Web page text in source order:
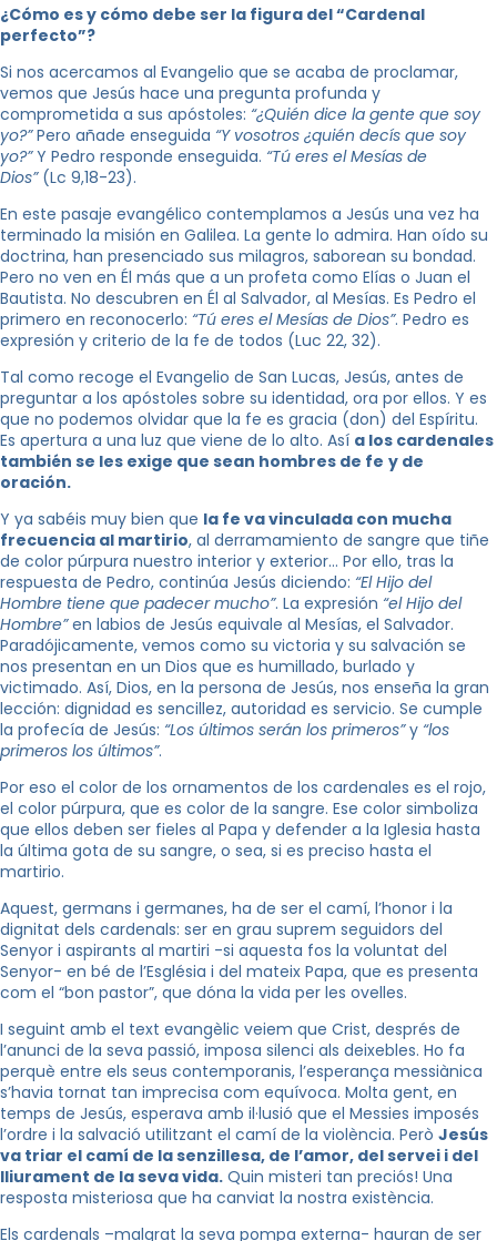
¿Cómo es y cómo debe ser la figura del “Cardenal
perfecto”?
Si nos acercamos al Evangelio que se acaba de proclamar,
vemos que Jesús hace una pregunta profunda y
comprometida a sus apóstoles: “¿Quién dice la gente que soy
yo?”Pero añade enseguida “Y vosotros ¿quién decís que soy
yo?”Y Pedro responde enseguida. “Tú eres el Mesías de
Dios” (Lc 9,18-23).
En este pasaje evangélico contemplamos a Jesús una vez ha
terminado la misión en Galilea. La gente lo admira. Han oído su
doctrina, han presenciado sus milagros, saborean su bondad.
Pero no ven en Él más que a un profeta como Elías o Juan el
Bautista. No descubren en Él al Salvador, al Mesías. Es Pedro el
primero en reconocerlo: “Tú eres el Mesías de Dios”. Pedro es
expresión y criterio de la fe de todos (Luc 22, 32).
Tal como recoge el Evangelio de San Lucas, Jesús, antes de
preguntar a los apóstoles sobre su identidad, ora por ellos. Y es
que no podemos olvidar que la fe es gracia (don) del Espíritu.
Es apertura a una luz que viene de lo alto. Así a los cardenales
también se les exige que sean hombres de fe y de
oración.
Y ya sabéis muy bien que la fe va vinculada con mucha
frecuencia al martirio, al derramamiento de sangre que tiñe
de color púrpura nuestro interior y exterior… Por ello, tras la
respuesta de Pedro, continúa Jesús diciendo: “El Hijo del
Hombre tiene que padecer mucho”. La expresión “el Hijo del
Hombre”en labios de Jesús equivale al Mesías, el Salvador.
Paradójicamente, vemos como su victoria y su salvación se
nos presentan en un Dios que es humillado, burlado y
victimado. Así, Dios, en la persona de Jesús, nos enseña la gran
lección: dignidad es sencillez, autoridad es servicio. Se cumple
la profecía de Jesús: “Los últimos serán los primeros”y “los
primeros los últimos”.
Por eso el color de los ornamentos de los cardenales es el rojo,
el color púrpura, que es color de la sangre. Ese color simboliza
que ellos deben ser fieles al Papa y defender a la Iglesia hasta
la última gota de su sangre, o sea, si es preciso hasta el
martirio.
Aquest, germans i germanes, ha de ser el camí, l’honor i la
dignitat dels cardenals: ser en grau suprem seguidors del
Senyor i aspirants al martiri -si aquesta fos la voluntat del
Senyor- en bé de l’Església i del mateix Papa, que es presenta
com el “bon pastor”, que dóna la vida per les ovelles.
I seguint amb el text evangèlic veiem que Crist, després de
l’anunci de la seva passió, imposa silenci als deixebles. Ho fa
perquè entre els seus contemporanis, l’esperança messiànica
s’havia tornat tan imprecisa com equívoca. Molta gent, en
temps de Jesús, esperava amb il·lusió que el Messies imposés
l’ordre i la salvació utilitzant el camí de la violència. Però Jesús
va triar el camí de la senzillesa, de l’amor, del servei i del
lliurament de la seva vida. Quin misteri tan preciós! Una
resposta misteriosa que ha canviat la nostra existència.
Els cardenals –malgrat la seva pompa externa- hauran de ser